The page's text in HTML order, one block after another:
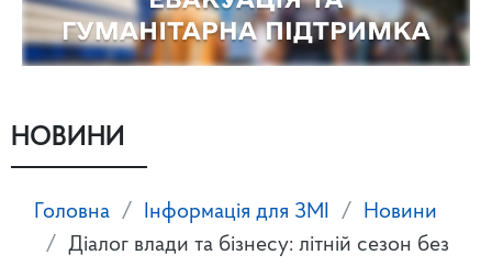
НОВИНИ
Головна Інформація для ЗМІ
Новини
Діалог влади та бізнесу: літній сезон без